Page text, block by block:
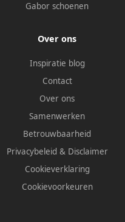
Gabor schoenen
Over ons
Inspiratie blog
Contact
Over ons
Samenwerken
Betrouwbaarheid
Privacybeleid & Disclaimer
Cookieverklaring
Cookievoorkeuren